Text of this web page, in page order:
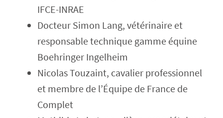
IFCE-INRAE
Docteur Simon Lang, vétérinaire et
responsable technique gamme équine
Boehringer Ingelheim
Nicolas Touzaint, cavalier professionnel
et membre de l’Équipe de France de
Complet